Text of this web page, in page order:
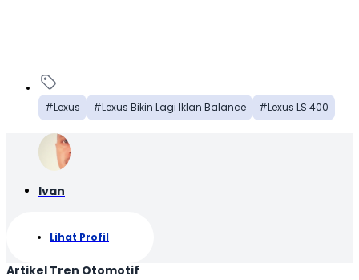
Lexus Lexus Bikin Lagi Iklan Balance Lexus LS 400
Ivan
Lihat Profil
Artikel Tren Otomotif